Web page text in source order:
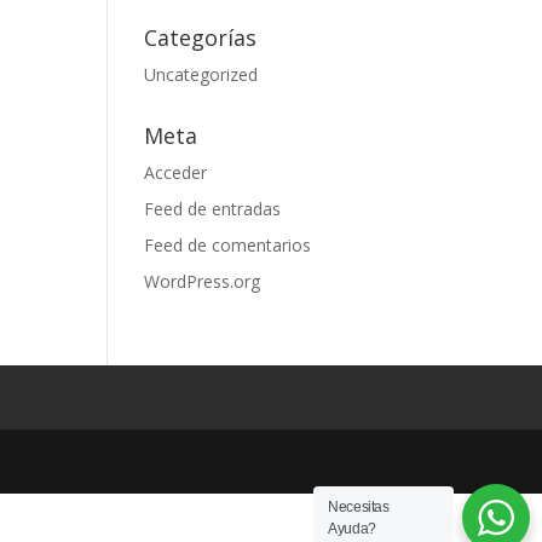
Categorías
Uncategorized
Meta
Acceder
Feed de entradas
Feed de comentarios
WordPress.org
Necesitas
Ayuda?